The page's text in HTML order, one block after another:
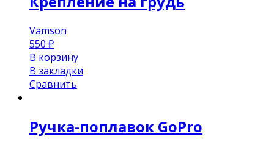
Vamson
550 ₽
В корзину
В закладки
Сравнить
Ручка-поплавок GoPro